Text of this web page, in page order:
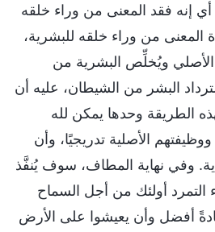
أي إنه فقد المعنى من وراء خلقه
المعنى من وراء خلقه للبشرية،
الأصلي ويُخلِّص البشرية من
البشر من الشيطان، عليه أن
الطريقة وحدها يمكن لله
الأصلية تدريجيًا، وأن
وفي نهاية المطاف، سوف يُنفَّذ
التمرد أولئك من أجل السماح
أفضل وأن يعيشوا على الأرض